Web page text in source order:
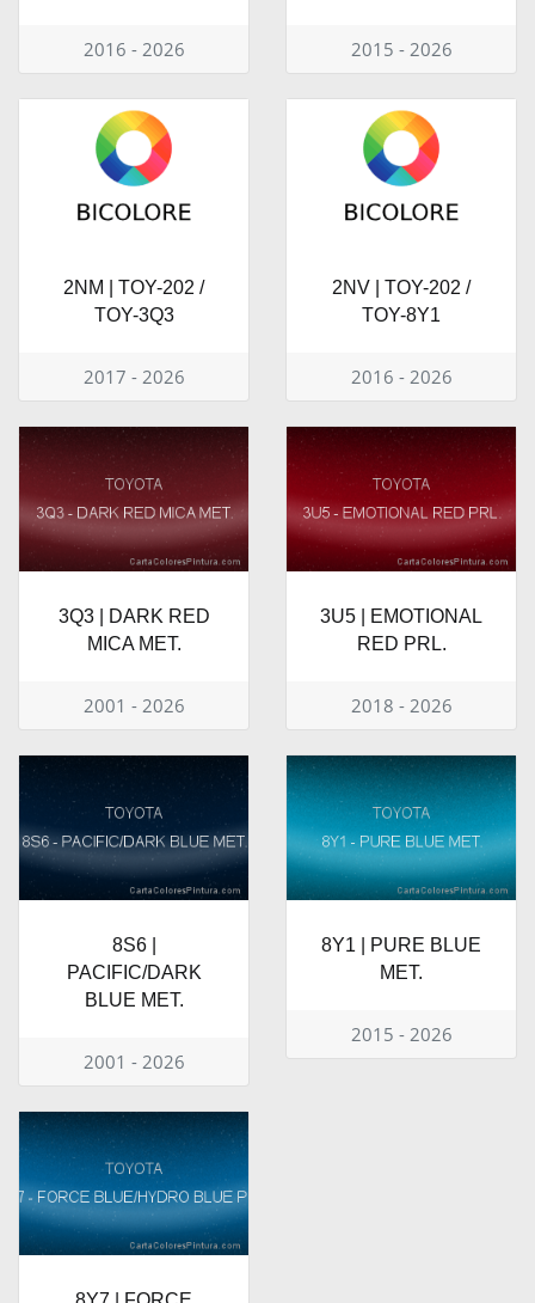
2016 - 2026 2015 - 2026
2NM | TOY-202 /
TOY-3Q3
2017 - 2026
2NV | TOY-202 /
TOY-8Y1
2016 - 2026
3Q3 | DARK RED
MICA MET.
2001 - 2026
3U5 | EMOTIONAL
RED PRL.
2018 - 2026
8S6 |
PACIFIC/DARK
BLUE MET.
2001 - 2026
8Y1 | PURE BLUE
MET.
2015 - 2026